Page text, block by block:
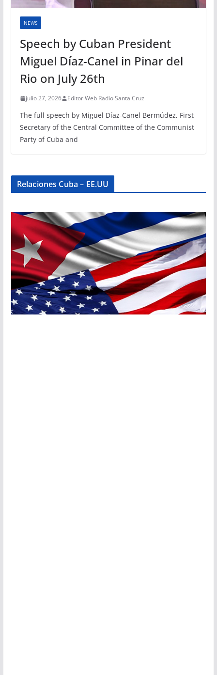
NEWS
Speech by Cuban President
Miguel Díaz-Canel in Pinar del
Rio on July 26th
julio 27, 2026 Editor Web Radio Santa Cruz
The full speech by Miguel Díaz-Canel Bermúdez, First
Secretary of the Central Committee of the Communist
Party of Cuba and
Relaciones Cuba – EE.UU